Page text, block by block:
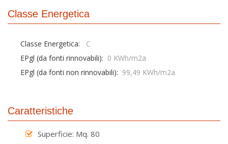
Classe Energetica
Classe Energetica:
C
EPgl (da fonti rinnovabili): 0 KWh/m2a
EPgl (da fonti non rinnovabili): 99,49 KWh/m2a
Caratteristiche
Superficie: Mq. 80